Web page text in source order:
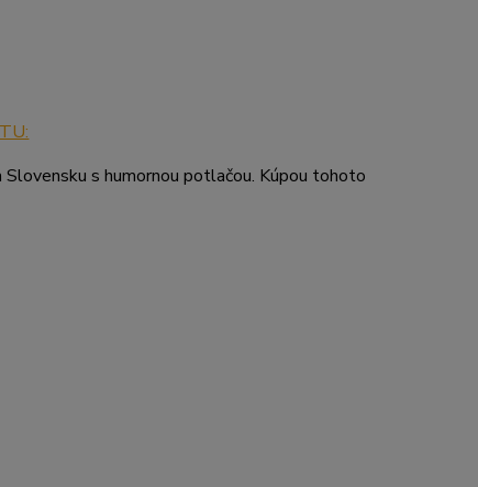
s humornou potlačou. Kúpou tohoto